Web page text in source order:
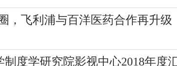
，飞利浦与百洋医药合作再升级
制度学研究院影视中心2018年度